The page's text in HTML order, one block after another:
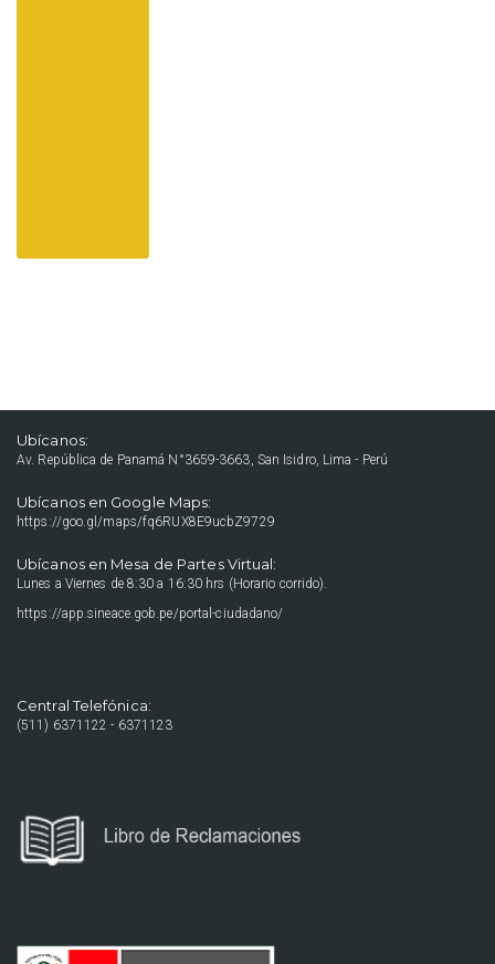
Ubícanos:
Av. República de Panamá N°3659-3663, San Isidro, Lima - Perú
Ubícanos en Google Maps:
https://goo.gl/maps/fq6RUX8E9ucbZ9729
Ubícanos en Mesa de Partes Virtual:
Lunes a Viernes de 8:30 a 16:30 hrs (Horario corrido).
https://app.sineace.gob.pe/portal-ciudadano/
Central Telefónica:
(511) 6371122 - 6371123